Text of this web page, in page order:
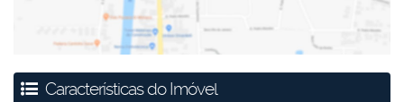
Características do Imóvel